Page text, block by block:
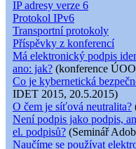
IP adresy verze 6
Protokol IPv6
Transportní protokoly
Příspěvky z konferencí
Má elektronický podpis
ano: jak? (konference
Co je kybernetická
IDET 2015, 20.5.2015)
O čem je síťová neutralita?
Není podpis jako podpis,
el. podpisů? (Seminář
Naučíme se používat